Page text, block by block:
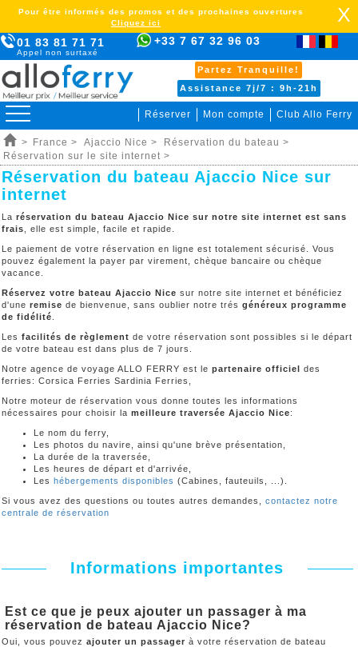
01 83 81 71 71
Appel non surtaxé
+33 7 67 32 96 03
Partez Tranquille!
Assistance 7j/7 : 9h-21h
Réserver Mon compte Club Allo Ferry
Pour être informés des promos et des prochaines ouvertures
Cliquez ici
X
> France > Ajaccio Nice >
Réservation du bateau >
Réservation sur le site internet >
Réservation du bateau Ajaccio Nice sur
internet
La réservation du bateau Ajaccio Nice sur notre site internet est sans
frais , elle est simple, facile et rapide.
Le paiement de votre réservation en ligne est totalement sécurisé. Vous
pouvez également la payer par virement, chèque bancaire ou chèque
vacance.
Réservez votre bateau Ajaccio Nice sur notre site internet et bénéficiez
d'une remise de bienvenue, sans oublier notre trés généreux programme
de fidélité
Les facilités de règlement de votre réservation sont possibles si le départ
de votre bateau est dans plus de 7 jours.
Notre agence de voyage ALLO FERRY est le partenaire officiel des
ferries: Corsica Ferries Sardinia Ferries,
Notre moteur de réservation vous donne toutes les informations
nécessaires pour choisir la meilleure traversée Ajaccio Nice:
Le nom du ferry,
Les photos du navire, ainsi qu'une brève présentation,
La durée de la traversée,
Les heures de départ et d'arrivée,
Les hébergements disponibles (Cabines, fauteuils, ...).
Si vous avez des questions ou toutes autres demandes, contactez notre
centrale de réservation
Informations importantes
Est ce que je peux ajouter un passager à ma
réservation de bateau Ajaccio Nice?
Oui, vous pouvez ajouter un passager à votre réservation de bateau